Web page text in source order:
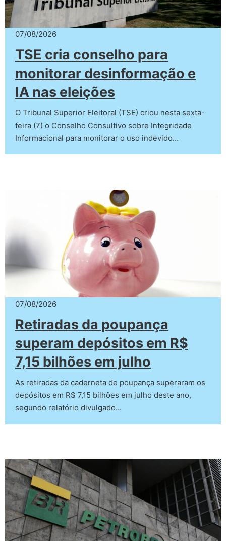
07/08/2026
TSE cria conselho para
monitorar desinformação e
IA nas eleições
O Tribunal Superior Eleitoral (TSE) criou nesta sexta-
feira (7) o Conselho Consultivo sobre Integridade
Informacional para monitorar o uso indevido…
07/08/2026
Retiradas da poupança
superam depósitos em R$
7,15 bilhões em julho
As retiradas da caderneta de poupança superaram os
depósitos em R$ 7,15 bilhões em julho deste ano,
segundo relatório divulgado…